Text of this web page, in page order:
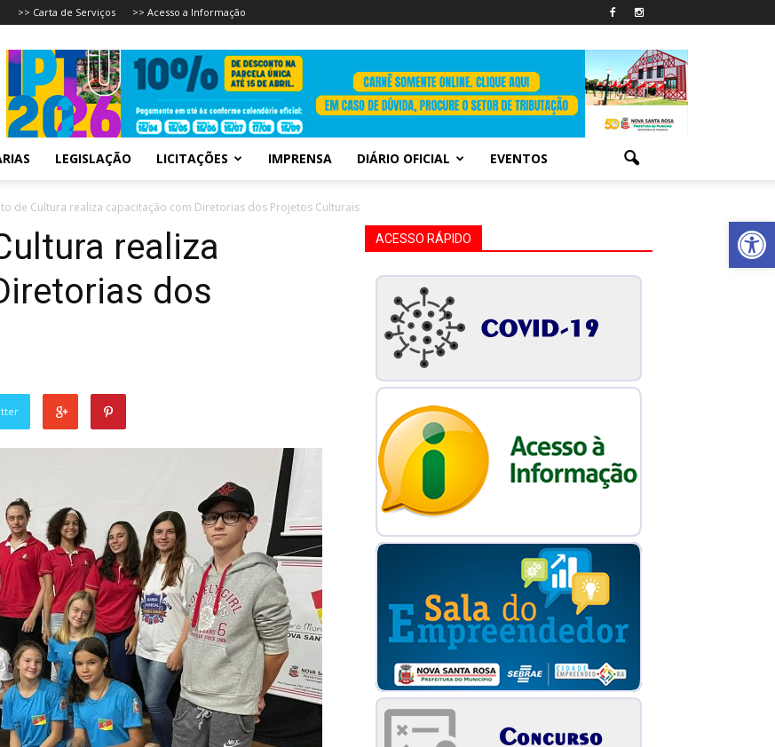
Abrir
>> Carta de Serviços >> Acesso a Informação
LEGISLAÇÃO LICITAÇÕES IMPRENSA DIÁRIO OFICIAL EVENTOS
de Cultura realiza capacitação com Diretorias dos Projetos Culturais
realiza
dos
ACESSO RÁPIDO